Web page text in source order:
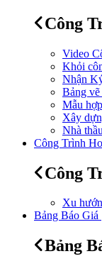
Công
Video
Khỏi
Nhận
Bảng
Mẫu
Xây
Nhà
Công Trình
Công
Xu
Bảng Báo Giá
Bảng